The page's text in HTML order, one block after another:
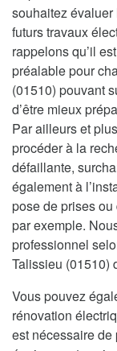
souhaitez
futurs travaux
rappelons qu’il
préalable pour
(01510) pouvant
d’être mieux
Par ailleurs et
procéder à la
défaillante,
également à
pose de prises
par exemple.
professionnel
Talissieu (01510)
Vous pouvez
rénovation
est nécessaire de